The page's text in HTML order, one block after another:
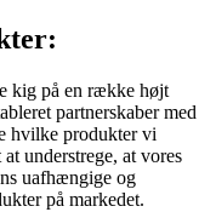
kig på en række højt
partnerskaber med
hvilke produkter vi
understrege, at vores
uafhængige og
på markedet.